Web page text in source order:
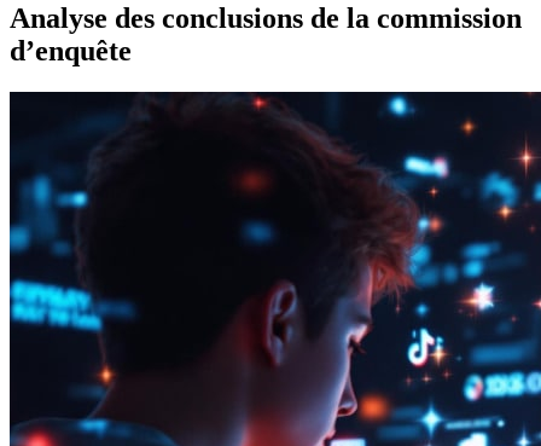
Analyse des conclusions de la commission
d’enquête